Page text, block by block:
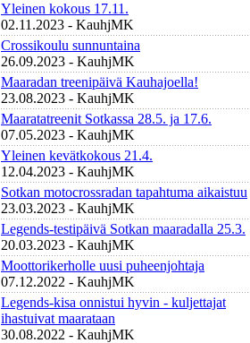
Yleinen kokous 17.11.
02.11.2023 - KauhjMK
Crossikoulu sunnuntaina
26.09.2023 - KauhjMK
Maaradan treenipäivä Kauhajoella!
23.08.2023 - KauhjMK
Maaratatreenit Sotkassa 28.5. ja 17.6.
07.05.2023 - KauhjMK
Yleinen kevätkokous 21.4.
12.04.2023 - KauhjMK
Sotkan motocrossradan tapahtuma aikaistuu
23.03.2023 - KauhjMK
Legends-testipäivä Sotkan maaradalla 25.3.
20.03.2023 - KauhjMK
Moottorikerholle uusi puheenjohtaja
07.12.2022 - KauhjMK
Legends-kisa onnistui hyvin - kuljettajat
ihastuivat maarataan
30.08.2022 - KauhjMK